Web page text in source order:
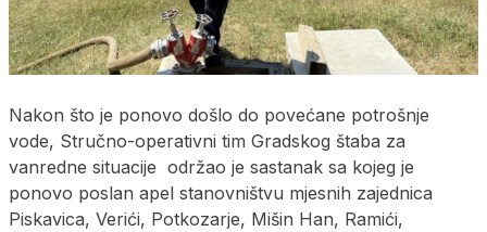
Nakon što je ponovo došlo do povećane potrošnje
vode, Stručno-operativni tim Gradskog štaba za
vanredne situacije održao je sastanak sa kojeg je
ponovo poslan apel stanovništvu mjesnih zajednica
Piskavica, Verići, Potkozarje, Mišin Han, Ramići,